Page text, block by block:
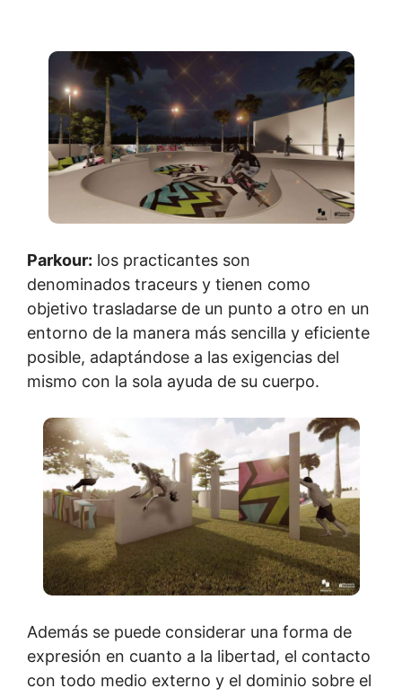
Parkour: los practicantes son
denominados traceurs y tienen como
objetivo trasladarse de un punto a otro en un
entorno de la manera más sencilla y eficiente
posible, adaptándose a las exigencias del
mismo con la sola ayuda de su cuerpo.
Además se puede considerar una forma de
expresión en cuanto a la libertad, el contacto
con todo medio externo y el dominio sobre el